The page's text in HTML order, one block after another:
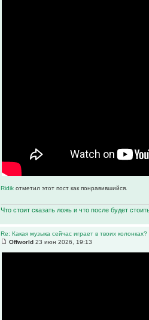
Ridikотметил этот пост как понравившийся.
Что стоит сказать ложь и что после будет
Re: Какая музыка сейчас играет в твоих колонках?
Offworld 23 июн 2026, 19:13